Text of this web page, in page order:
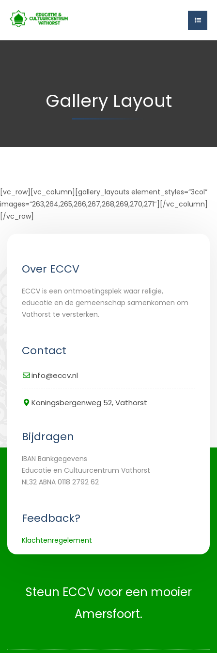
Gallery Layout
[vc_row][vc_column][gallery_layouts element_styles=”3col”
images=”263,264,265,266,267,268,269,270,271″][/vc_column]
[/vc_row]
Over ECCV
ECCV is een ontmoetingsplek waar religie,
educatie en de gemeenschap samenkomen om
Vathorst te versterken.
Contact
info@eccv.nl
Koningsbergenweg 52, Vathorst
Bijdragen
IBAN Bankgegevens
Educatie en Cultuurcentrum Vathorst
NL32 ABNA 0118 2792 62
Feedback?
Klachtenregelement
Steun ECCV voor een mooier
Amersfoort.